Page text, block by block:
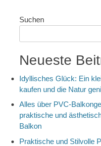
Suchen
Neueste
Idyllisches Glück: Ein
kaufen und die Natur
Alles über PVC-
praktische und
Balkon
Praktische und Stilvolle